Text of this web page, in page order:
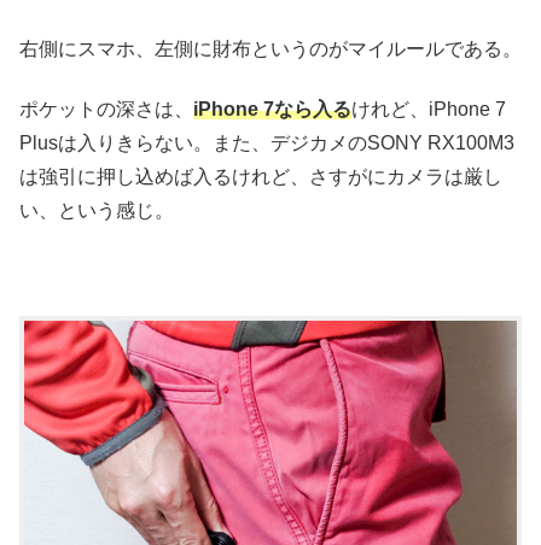
右側にスマホ、左側に財布というのがマイルールである。
ポケットの深さは、 iPhone 7なら入るけれど、iPhone 7
Plusは入りきらない。また、デジカメのSONY RX100M3
は強引に押し込めば入るけれど、さすがにカメラは厳し
い、という感じ。